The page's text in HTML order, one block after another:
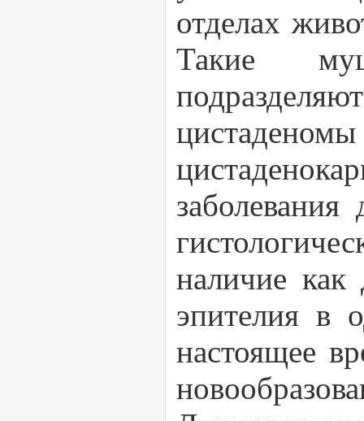
отделах
Такие
наличие как
эпителия в
настоящее